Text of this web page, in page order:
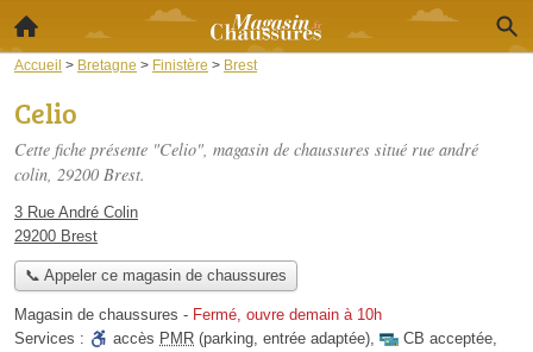
Accueil > Bretagne > Finistère > Brest
Celio
Cette fiche présente "Celio", magasin de chaussures situé rue andré
colin, 29200 Brest.
3 Rue André Colin
29200 Brest
📞 Appeler ce magasin de chaussures
Magasin de chaussures - Fermé, ouvre demain à 10h
Services :
accès PMR (parking, entrée adaptée), CB acceptée,